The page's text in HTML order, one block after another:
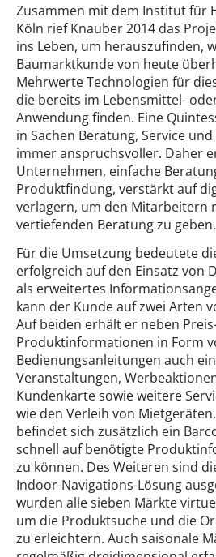
Zusammen mit dem Institut für
Köln rief Knauber 2014 das
ins Leben, um herauszufinden,
Baumarktkunde von heute
Mehrwerte Technologien für
die bereits im Lebensmittel-
Anwendung finden. Eine
in Sachen Beratung, Service
immer anspruchsvoller. Daher
Unternehmen, einfache
Produktfindung, verstärkt auf
verlagern, um den Mitarbeitern
vertiefenden Beratung zu geben.
Für die Umsetzung bedeutete
erfolgreich auf den Einsatz von
als erweitertes
kann der Kunde auf zwei Arten
Auf beiden erhält er neben
Produktinformationen in Form
Bedienungsanleitungen auch
Veranstaltungen,
Kundenkarte sowie weitere
wie den Verleih von
befindet sich zusätzlich ein
schnell auf benötigte
zu können. Des Weiteren sind
Indoor-Navigations-Lösung
wurden alle sieben Märkte
um die Produktsuche und die
zu erleichtern. Auch saisonale